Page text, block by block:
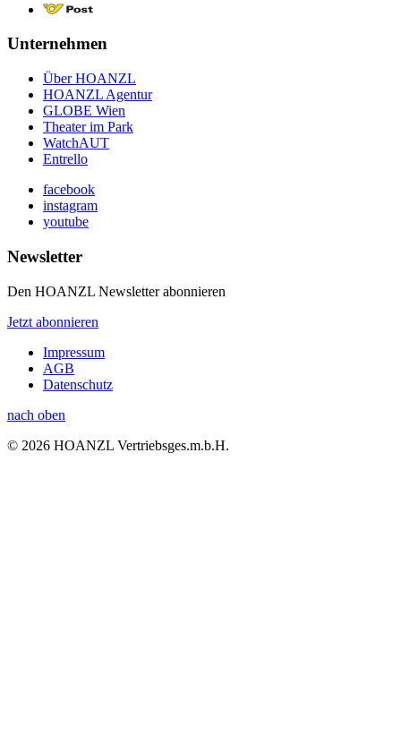
Unternehmen
Über HOANZL
HOANZL Agentur
GLOBE Wien
Theater im Park
WatchAUT
Entrello
facebook
instagram
youtube
Newsletter
Den HOANZL Newsletter abonnieren
Jetzt abonnieren
Impressum
AGB
Datenschutz
nach oben
© 2026 HOANZL Vertriebsges.m.b.H.